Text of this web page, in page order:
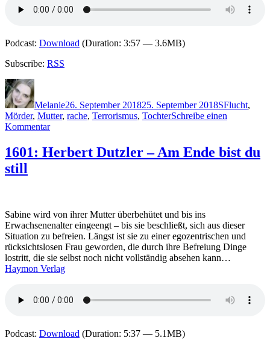
Podcast: Download (Duration: 3:57 — 3.6MB)
Subscribe: RSS
Autor
Melanie26. September 201825. September 2018SFlucht,
Mörder, Mutter, rache, Terrorismus, TochterSchreibe einen
Kommentarzu
Karin
Slaughter
Ihr
1601: Herbert Dutzler – Am Ende bist du
still
Sabine wird von ihrer Mutter überbehütet und bis ins
Erwachsenenalter eingeengt – bis sie beschließt, sich aus dieser
Situation zu befreien. Längst ist sie zu einer egozentrischen und
rücksichtslosen Frau geworden, die durch ihre Befreiung Dinge
lostritt, die sie selbst noch nicht vollständig absehen kann…
Haymon Verlag
Podcast: Download (Duration: 5:37 — 5.1MB)